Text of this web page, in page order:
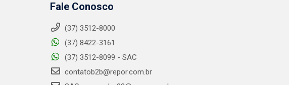
Fale Conosco
(37) 3512-8000
(37) 8422-3161
(37) 3512-8099 - SAC
contatob2b@repor.com.br